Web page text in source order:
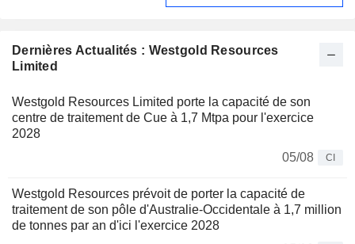
Dernières Actualités : Westgold Resources
Limited
Westgold Resources Limited porte la capacité de son
centre de traitement de Cue à 1,7 Mtpa pour l'exercice
2028
05/08
CI
Westgold Resources prévoit de porter la capacité de
traitement de son pôle d'Australie-Occidentale à 1,7 million
de tonnes par an d'ici l'exercice 2028